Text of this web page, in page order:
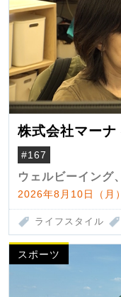
株式会社マーナ
#167
ウェルビーイング
2026年8月10日（月
ライフスタイル
スポーツ